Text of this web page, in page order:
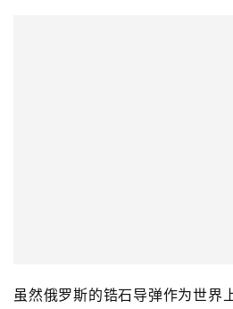
虽然俄罗斯的锆石导弹作为世界